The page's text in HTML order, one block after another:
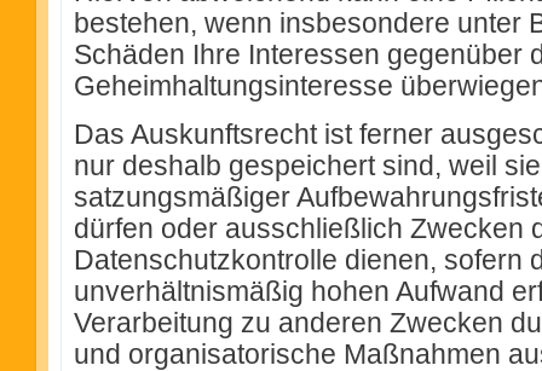
bestehen, wenn insbesondere unter
Schäden Ihre Interessen gegenüber
Geheimhaltungsinteresse
Das Auskunftsrecht ist ferner
nur deshalb gespeichert sind, weil
satzungsmäßiger
dürfen oder ausschließlich Zwecken
Datenschutzkontrolle dienen, sofern
unverhältnismäßig hohen Aufwand
Verarbeitung zu anderen Zwecken
und organisatorische Maßnahmen